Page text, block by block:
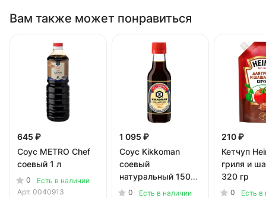
Вам также может понравиться
645 ₽
Соус METRO Chef
соевый 1 л
0
Есть в наличии
Арт. 0040913
1 095 ₽
Соус Kikkoman
соевый
натуральный 150
мл0
Есть в наличии
210 ₽
Кетчуп
гриля и
320 гр
0
Есть в